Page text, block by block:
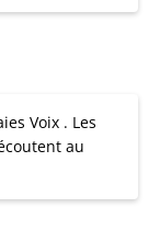
Voix . Les
au